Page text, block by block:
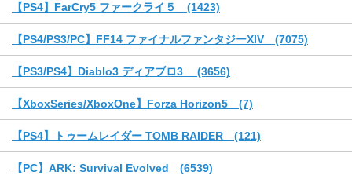
【PS4】FarCry5 ファークライ５ (1423)
【PS4/PS3/PC】FF14 ファイナルファンタジーXIV (7075)
【PS3/PS4】Diablo3 ディアブロ3 (3656)
【XboxSeries/XboxOne】Forza Horizon5 (7)
【PS4】トゥームレイダー TOMB RAIDER (121)
【PC】ARK: Survival Evolved (6539)